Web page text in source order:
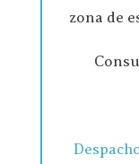
zona de